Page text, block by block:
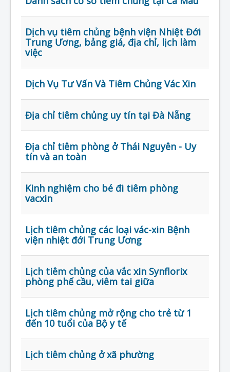
VietNam
Liên Hệ
Dịch vụ tiêm chủng bệnh viện Nhiệt Đới
Trung Ương, bảng giá, địa chỉ, lịch làm
việc
Dịch Vụ Tư Vấn Và Tiêm Chủng Vác Xin
Địa chỉ tiêm chủng uy tín tại Đà Nẵng
Địa chỉ tiêm phòng ở Thái Nguyên - Uy
tín và an toàn
Kinh nghiệm cho bé đi tiêm phòng
vacxin
Lịch tiêm chủng các loại vác-xin Bệnh
viện nhiệt đới Trung Ương
Lịch tiêm chủng của vắc xin Synflorix
phòng phế cầu, viêm tai giữa
Lịch tiêm chủng mở rộng cho trẻ từ 1
đến 10 tuổi của Bộ y tế
Lịch tiêm chủng ở xã phường